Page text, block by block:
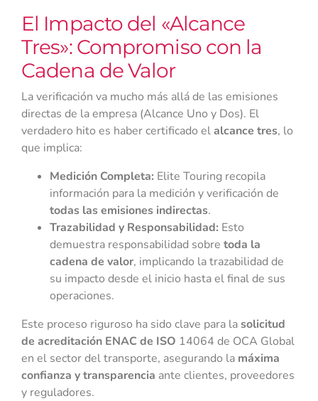
El Impacto del «Alcance
Tres»: Compromiso con la
Cadena de Valor
La verificación va mucho más allá de las emisiones
directas de la empresa (Alcance Uno y Dos). El
verdadero hito es haber certificado elalcance tres, lo
que implica:
Medición Completa: Elite Touring recopila
información para la medición y verificación de
todas las emisiones indirectas.
Trazabilidad y Responsabilidad: Esto
demuestra responsabilidad sobre toda la
cadena de valor, implicando la trazabilidad de
su impacto desde el inicio hasta el final de sus
operaciones.
Este proceso riguroso ha sido clave para lasolicitud
de acreditación ENAC de ISO 14064 de OCA Global
en el sector del transporte, asegurando la máxima
confianza y transparencia ante clientes, proveedores
y reguladores.